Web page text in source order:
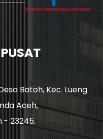
Batoh, Kec. Lueng
Aceh,
- 23245.